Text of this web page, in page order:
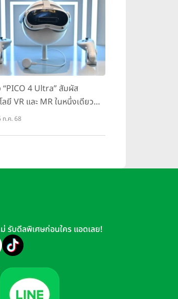
“PICO 4 Ultra” สัมผัส
ลยี VR และ MR ในหนึ่งเดียว
การทำงานและความบันเทิง
ก.ค. 68
รับดีลพิเศษก่อนใคร แอดเลย!